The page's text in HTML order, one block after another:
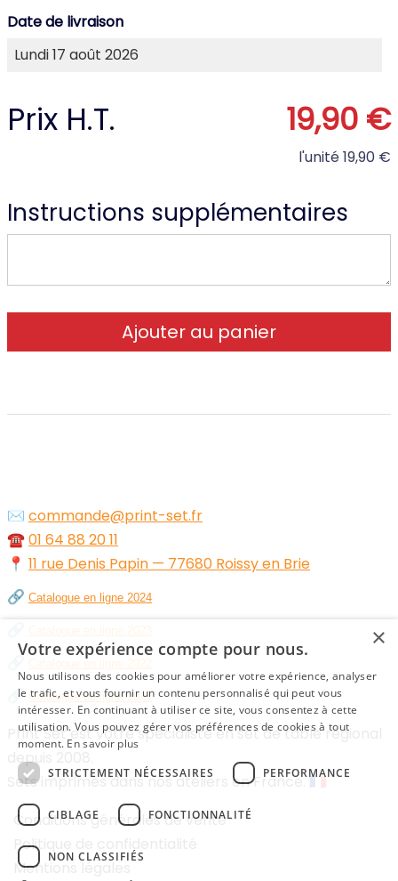
Date de livraison
Prix H.T. 19,90 €
l'unité19,90 €
Instructions supplémentaires
✉️ commande@print-set.fr
☎️01 64 88 20 11
📍 11 rue Denis Papin — 77680 Roissy en Brie
🔗 Catalogue en ligne 2024
🔗 Catalogue en ligne 2021
Print Set est votre spécialiste en set de table régional
depuis 2008.
Sets imprimés dans nos ateliers en France. 🇫🇷
Conditions générales de vente
Politique de confidentialité
Mentions légales
×
Votre expérience compte pour nous.
Nous utilisons des cookies pour améliorer votre expérience, analyser
le trafic, et vous fournir un contenu personnalisé qui peut vous
intéresser. En continuant à utiliser ce site, vous consentez à cette
utilisation. Vous pouvez gérer vos préférences de cookies à tout
moment. En savoir plus
STRICTEMENT NÉCESSAIRES
PERFORMANCE
CIBLAGE FONCTIONNALITÉ
NON CLASSIFIÉS